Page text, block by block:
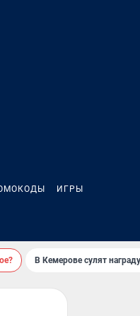
ИГРЫ
В Кемерове сулят